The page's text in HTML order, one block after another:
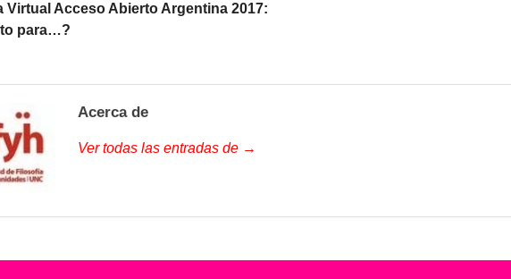
A
p
Virtual Acceso Abierto Argentina 2017:
para…?
Acerca de
Ver todas las entradas de →